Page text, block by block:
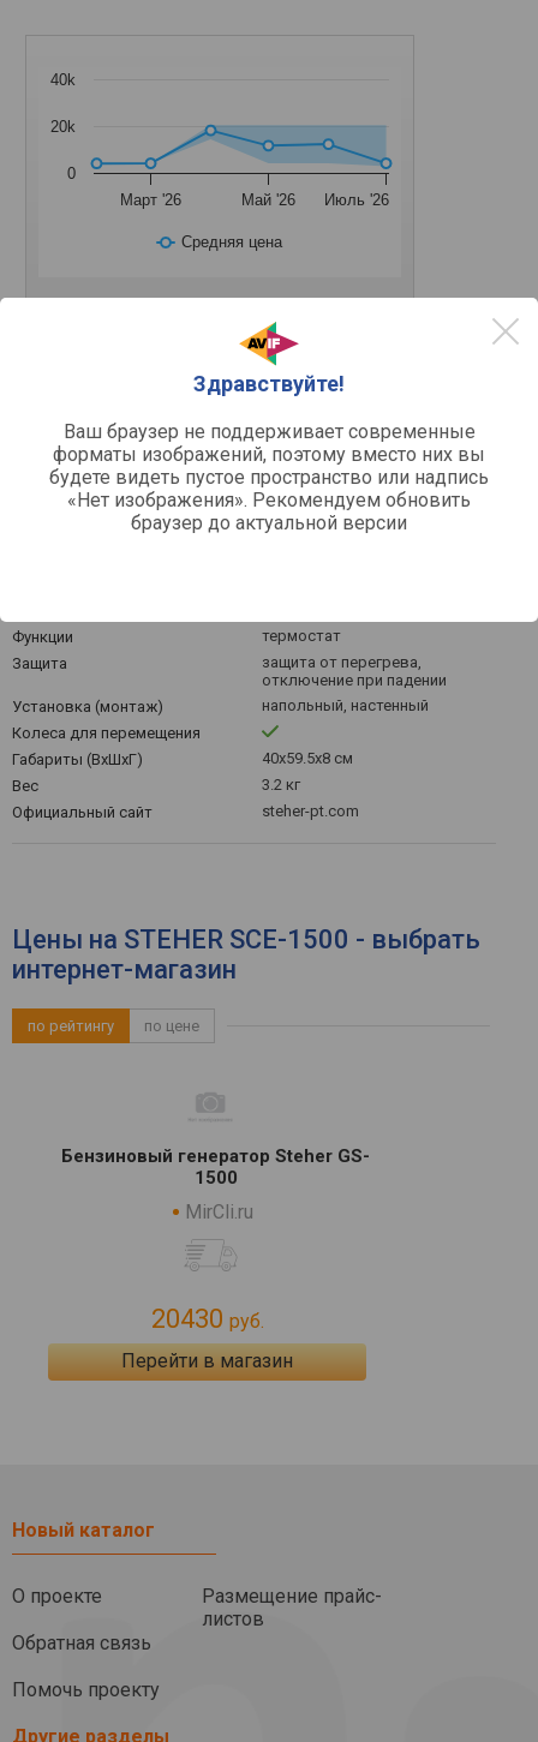
Здравствуйте!
Ваш браузер не поддерживает современные
форматы изображений, поэтому вместо них вы
будете видеть пустое пространство или надпись
«Нет изображения». Рекомендуем обновить
браузер до актуальной версии
Средняя цена
Март '26 Май '26 Июль '26
0
20k
40k
1.5 кВт
Другое
конвектор
Нагревательный элемент
ститч-нагреватель
поворотный переключатель
Функции
термостат
Защита
защита от перегрева,
отключение при падении
Установка (монтаж)
напольный, настенный
Колеса для перемещения
Габариты (ВхШхГ)
40x59.5x8 см
Вес
3.2 кг
Официальный сайт
steher-pt.com
Цены на STEHER SCE-1500 - выбрать
интернет-магазин
по рейтингу по цене
Бензиновый генератор Steher GS-
1500
MirCli.ru
20430 руб.
Перейти в магазин
Новый каталог
О проекте
Обратная связь
Помочь проекту
Размещение прайс-
листов
Другие разделы